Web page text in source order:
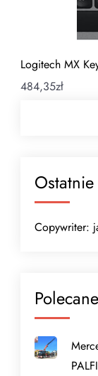
Logitech MX
484,35zł
Copywriter:
Polecane